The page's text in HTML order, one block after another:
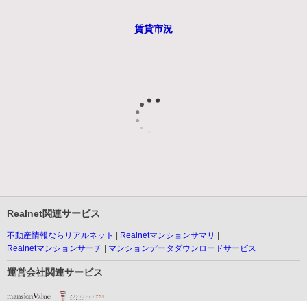
賃貸市況
Realnet関連サービス
不動産情報ならリアルネット
Realnetマンションサマリ
Realnetマンションサーチ
マンションデータダウンロードサービス
運営会社関連サービス